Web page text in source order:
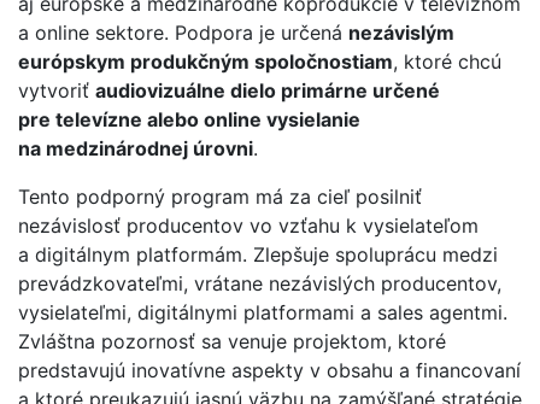
a online sektore. Podpora je určená nezávislým
európskym produkčným spoločnostiam, ktoré chcú
vytvoriť audiovizuálne dielo primárne určené
pre televízne alebo online vysielanie
na medzinárodnej úrovni.
Tento podporný program má za cieľ posilniť
nezávislosť producentov vo vzťahu k vysielateľom
a digitálnym platformám. Zlepšuje spoluprácu medzi
prevádzkovateľmi, vrátane nezávislých producentov,
vysielateľmi, digitálnymi platformami a sales agentmi.
Zvláštna pozornosť sa venuje projektom, ktoré
predstavujú inovatívne aspekty v obsahu a financovaní
a ktoré preukazujú jasnú väzbu na zamýšľané stratégie